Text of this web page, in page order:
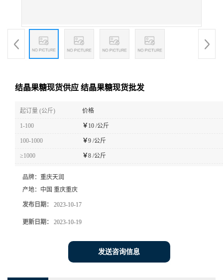
结晶果糖现货供应 结晶果糖现货批发
起订量 (公斤) 价格
1-100 ￥10 /公斤
100-1000 ￥9 /公斤
≥1000 ￥8 /公斤
品牌： 重庆天润
产地： 中国 重庆重庆
发布日期： 2023-10-17
更新日期： 2023-10-19
发送咨询信息